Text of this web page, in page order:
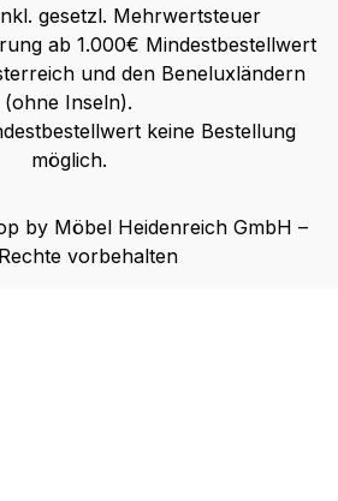
gesetzl. Mehrwertsteuer
ab 1.000€ Mindestbestellwert
und den Beneluxländern
(ohne Inseln).
keine Bestellung
möglich.
by Möbel Heidenreich GmbH –
vorbehalten